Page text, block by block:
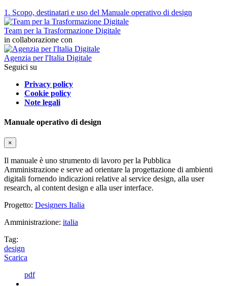
1. Scopo, destinatari e uso del Manuale operativo di design
Team per la Trasformazione Digitale
in collaborazione con
Agenzia per l'Italia Digitale
Seguici su
Privacy policy
Cookie policy
Note legali
Manuale operativo di design
×
Il manuale è uno strumento di lavoro per la Pubblica
Amministrazione e serve ad orientare la progettazione di ambienti
digitali fornendo indicazioni relative al service design, alla user
research, al content design e alla user interface.
Progetto: Designers Italia
Amministrazione: italia
Tag:
design
Scarica
pdf